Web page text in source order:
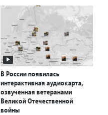
В России появилась
интерактивная аудиокарта,
озвученная ветеранами
Великой Отечественной
войны